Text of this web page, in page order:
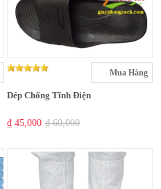
Mua Hàng
Dép Chống Tĩnh Điện
₫ 45,000 ₫ 60,000